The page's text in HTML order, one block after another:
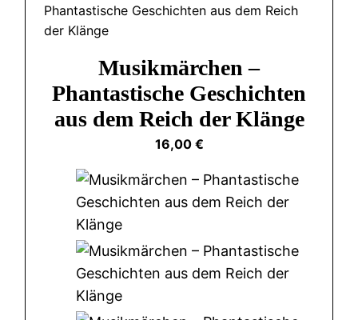
Phantastische Geschichten aus dem Reich
der Klänge
Musikmärchen –
Phantastische Geschichten
aus dem Reich der Klänge
16,00 €